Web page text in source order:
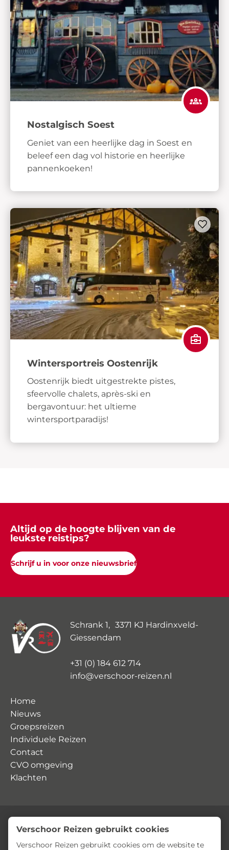
Nostalgisch Soest
Geniet van een heerlijke dag in Soest en
beleef een dag vol historie en heerlijke
pannenkoeken!
Wintersportreis Oostenrijk
Oostenrijk biedt uitgestrekte pistes,
sfeervolle chalets, après-ski en
bergavontuur: het ultieme
wintersportparadijs!
Altijd op de hoogte blijven van de
leukste reistips?
Schrijf u in voor onze nieuwsbrief
Schrank 1, 3371 KJ Hardinxveld-
Giessendam
+31 (0) 184 612 714
info@verschoor-reizen.nl
Home
Nieuws
Groepsreizen
Individuele Reizen
Contact
CVO omgeving
Klachten
Privacyverklaring
Verschoor Reizen gebruikt cookies
Verschoor Reizen gebruikt cookies om de website te